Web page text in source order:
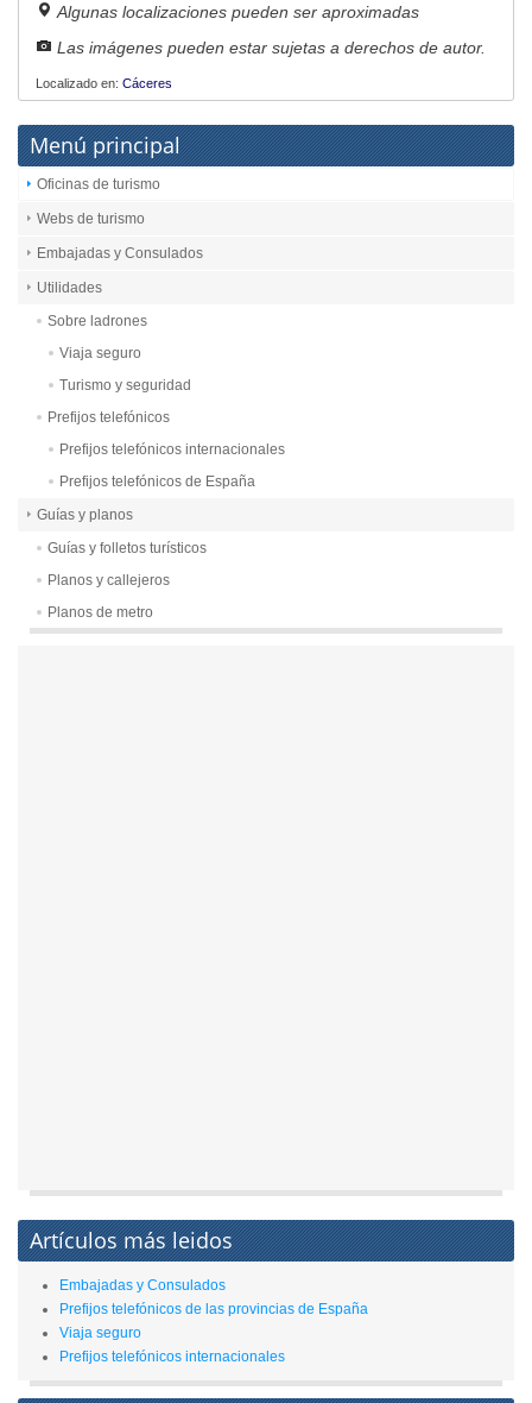
Algunas localizaciones pueden ser aproximadas
Las imágenes pueden estar sujetas a derechos de autor.
Localizado en: Cáceres
Menú principal
Oficinas de turismo
Webs de turismo
Embajadas y Consulados
Utilidades
Sobre ladrones
Viaja seguro
Turismo y seguridad
Prefijos telefónicos
Prefijos telefónicos internacionales
Prefijos telefónicos de España
Guías y planos
Guías y folletos turísticos
Planos y callejeros
Planos de metro
Artículos más leidos
Embajadas y Consulados
Prefijos telefónicos de las provincias de España
Viaja seguro
Prefijos telefónicos internacionales